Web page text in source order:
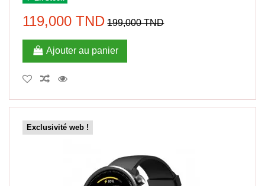
119,000 TND 199,000 TND
Ajouter au panier
Exclusivité web !